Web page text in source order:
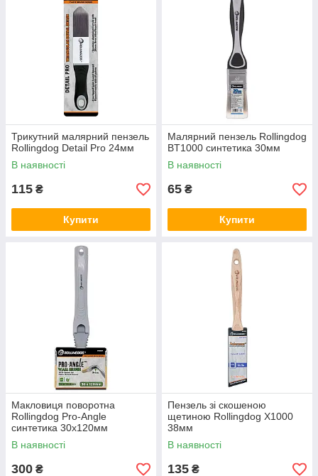
Трикутний малярний пензель
Rollingdog Detail Pro 24мм
В наявності
115 ₴
Купити
Малярний пензель Rollingdog
BT1000 синтетика 30мм
В наявності
65 ₴
Купити
Макловиця поворотна
Rollingdog Pro-Angle
синтетика 30х120мм
В наявності
300 ₴
Пензель зі скошеною
щетиною Rollingdog X1000
38мм
В наявності
135 ₴